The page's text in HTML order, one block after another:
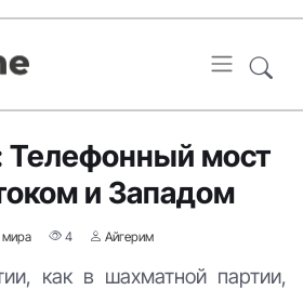
Телефонный мост
и Западом
мира 4 Айгерим
как в шахматной партии,